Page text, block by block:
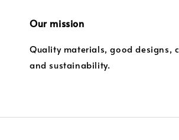
Our mission
Quality materials, good designs,
and sustainability.